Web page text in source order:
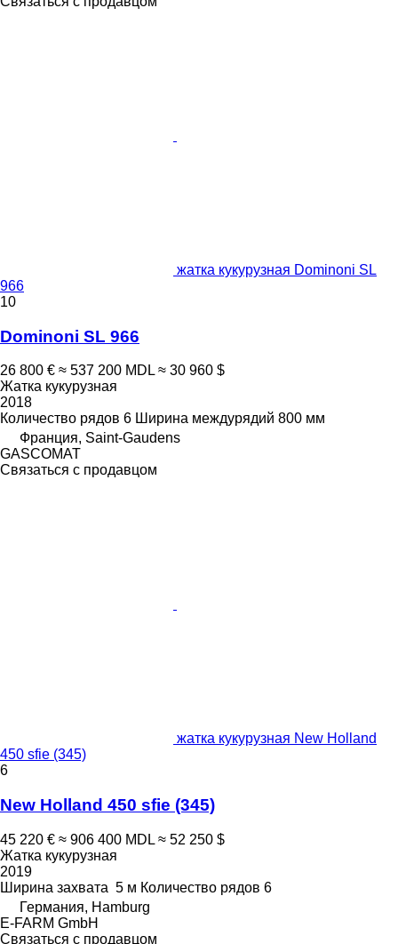
жатка кукурузная Dominoni SL
966
10
Dominoni SL 966
26 800 € ≈ 537 200 MDL ≈ 30 960 $
Жатка кукурузная
2018
Количество рядов 6 Ширина междурядий 800 мм
Франция, Saint-Gaudens
GASCOMAT
Связаться с продавцом
жатка кукурузная New Holland
450 sfie (345)
6
New Holland 450 sfie (345)
45 220 € ≈ 906 400 MDL ≈ 52 250 $
Жатка кукурузная
2019
Ширина захвата 5 м Количество рядов 6
Германия, Hamburg
E-FARM GmbH
Связаться с продавцом